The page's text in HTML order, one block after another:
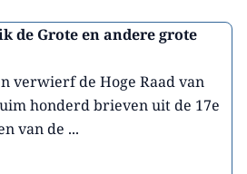
de Grote en andere grote
verwierf de Hoge Raad van
honderd brieven uit de 17e
van de ...